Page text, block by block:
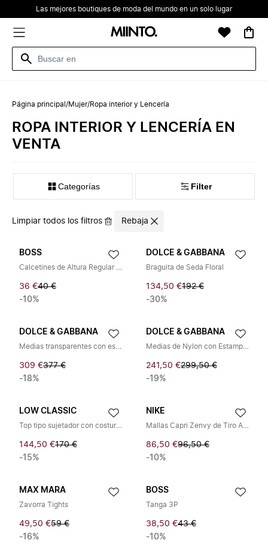
Las mejores boutiques de moda del mundo en un solo lugar
Página principal /Mujer/Ropa interior y Lencería
ROPA INTERIOR Y LENCERÍA EN
VENTA
Categorías Filter
Limpiar todos los filtros Rebaja
BOSS
Calcetines de Altura Regular con Detalle de Logo (Pack de 4)
36 €40 €
-10%
DOLCE & GABBANA
Braguita de Seda Floral
134,50 €192 €
-30%
DOLCE & GABBANA
Medias transparentes con estampado floral
309 €377 €
-18%
DOLCE & GABBANA
Medias de Nylon con Estampado Floral
241,50 €299,50 €
-19%
LOW CLASSIC
Top tipo sujetador con costuras transparentes
144,50 €170 €
-15%
NIKE
Mallas Capri Zenvy de Tiro Alto
86,50 €96,50 €
-10%
MAX MARA
Zavorra Tights
49,50 €59 €
-16%
BOSS
Tanga 3P
38,50 €43 €
-10%